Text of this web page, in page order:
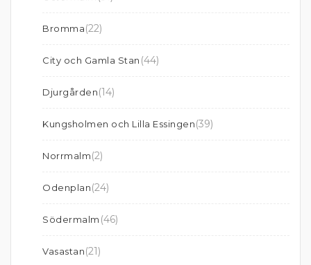
Bromma(22)
City och Gamla Stan (44)
Djurgården(14)
Kungsholmen och Lilla Essingen(39)
Norrmalm(2)
Odenplan(24)
Södermalm (46)
Vasastan(21)